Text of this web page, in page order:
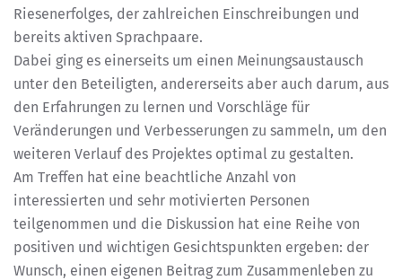
Riesenerfolges, der zahlreichen Einschreibungen und
bereits aktiven Sprachpaare.
Dabei ging es einerseits um einen Meinungsaustausch
unter den Beteiligten, andererseits aber auch darum, aus
den Erfahrungen zu lernen und Vorschläge für
Veränderungen und Verbesserungen zu sammeln, um den
weiteren Verlauf des Projektes optimal zu gestalten.
Am Treffen hat eine beachtliche Anzahl von
interessierten und sehr motivierten Personen
teilgenommen und die Diskussion hat eine Reihe von
positiven und wichtigen Gesichtspunkten ergeben: der
Wunsch, einen eigenen Beitrag zum Zusammenleben zu